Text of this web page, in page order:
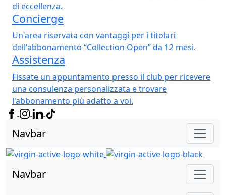
di eccellenza.
Concierge
Un'area riservata con vantaggi per i titolari
dell'abbonamento “Collection Open” da 12 mesi.
Assistenza
Fissate un appuntamento presso il club per ricevere
una consulenza personalizzata e trovare
l'abbonamento più adatto a voi.
Navbar
Navbar